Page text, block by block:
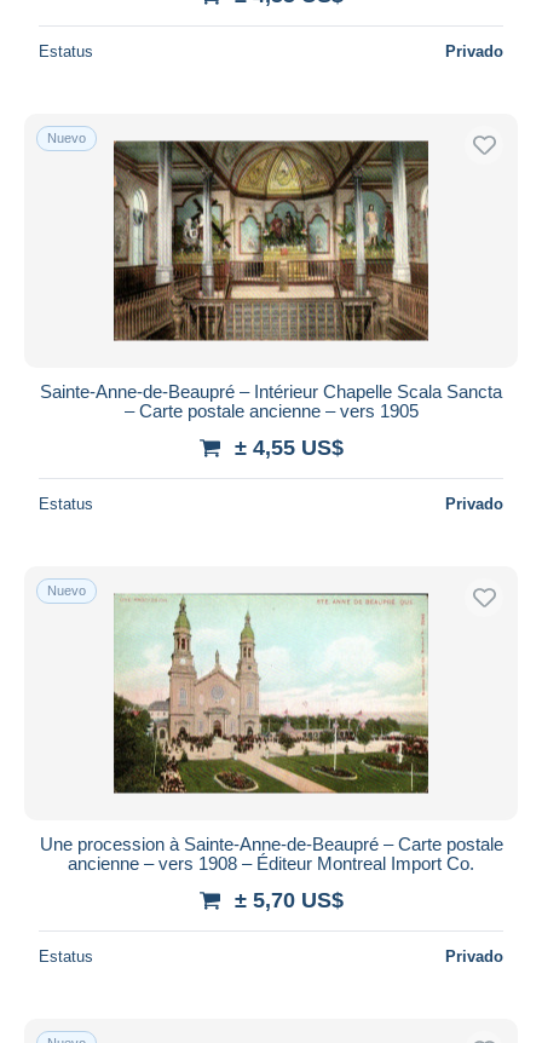
Estatus Privado
Nuevo
Sainte-Anne-de-Beaupré – Intérieur Chapelle Scala Sancta
– Carte postale ancienne – vers 1905
± 4,55 US$
Estatus Privado
Nuevo
Une procession à Sainte-Anne-de-Beaupré – Carte postale
ancienne – vers 1908 – Éditeur Montreal Import Co.
± 5,70 US$
Estatus Privado